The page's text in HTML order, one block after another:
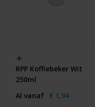
RPP Koffiebeker Wit
250ml
Al vanaf € 1,94